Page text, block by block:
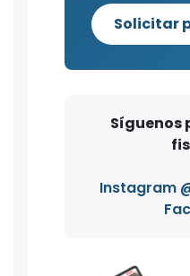
Solicitar
Síguenos
Instagram